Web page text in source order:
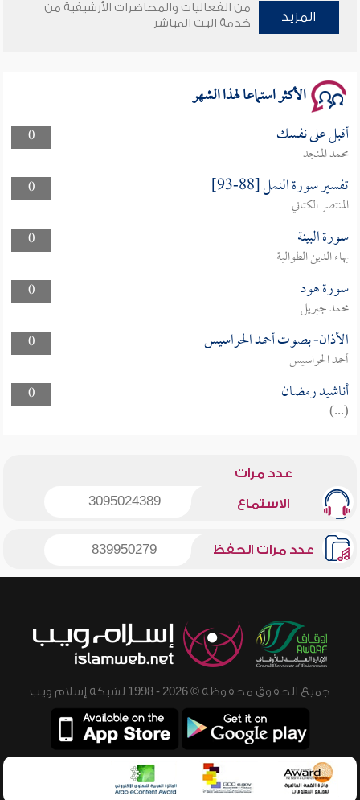
سلسلة محاضرات نفحات رمضانية 1444هـ
المزيد
من الفعاليات والمحاضرات الأرشيفية من
خدمة البث المباشر
الأكثر استماعا لهذا الشهر
0 أقبل على نفسك
محمد المنجد
0
تفسير سورة النمل [88-93]
المنتصر الكتاني
0
سورة البينة
بهاء الدين الطوالبة
0
سورة هود
محمد جبريل
0
الأذان- بصوت أحمد الحراسيس
أحمد الحراسيس
0
أناشيد رمضان
(...)
عدد مرات
الاستماع 3095024389
عدد مرات الحفظ 839950279
جميع الحقوق محفوظة © 2026 - 1998 لشبكة إسلام ويب